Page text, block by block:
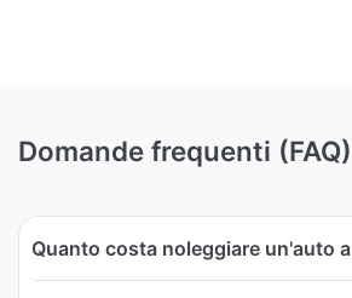
Domande frequenti (FAQ)
Quanto costa noleggiare un'auto